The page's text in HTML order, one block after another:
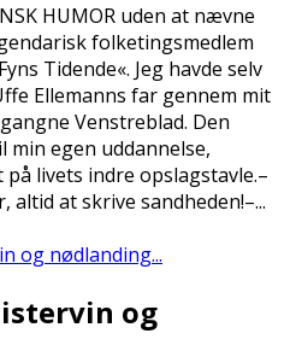
HUMOR uden at nævne
folketingsmedlem
Tidende«. Jeg havde selv
Ellemanns far gennem mit
Venstreblad. Den
egen uddannelse,
livets indre opslagstavle.–
altid at skrive sandheden!–...
og